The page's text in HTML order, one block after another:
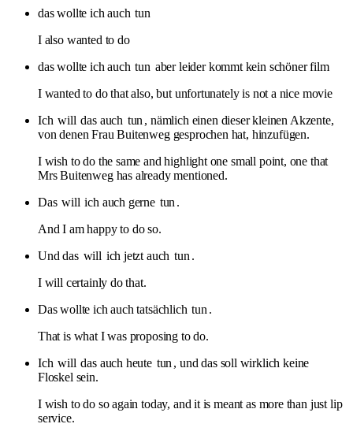
das wollte ich auch tun
I also wanted to do
das wollte ich auch tun aber leider kommt kein schöner film
I wanted to do that also, but unfortunately is not a nice movie
Ich will das auch tun , nämlich einen dieser kleinen Akzente,
von denen Frau Buitenweg gesprochen hat, hinzufügen.
I wish to do the same and highlight one small point, one that
Mrs Buitenweg has already mentioned.
Das will ich auch gerne tun .
And I am happy to do so.
Und das will ich jetzt auch tun .
I will certainly do that.
Das wollte ich auch tatsächlich tun .
That is what I was proposing to do.
Ich will das auch heute tun , und das soll wirklich keine
Floskel sein.
I wish to do so again today, and it is meant as more than just lip
service.